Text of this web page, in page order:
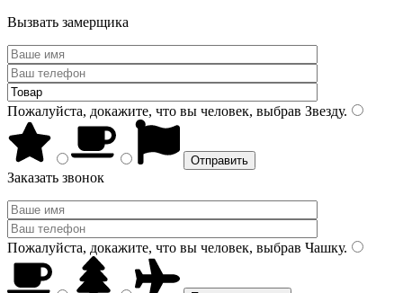
Вызвать замерщика
Пожалуйста, докажите, что вы человек, выбрав Звезду.
Заказать звонок
Пожалуйста, докажите, что вы человек, выбрав Чашку.